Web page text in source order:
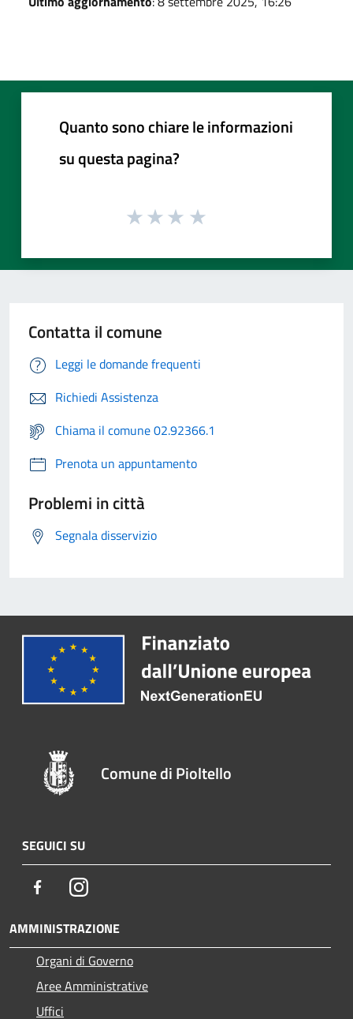
Quanto sono chiare le informazioni
su questa pagina?
Contatta il comune
Leggi le domande frequenti
Richiedi Assistenza
Chiama il comune 02.92366.1
Prenota un appuntamento
Problemi in città
Segnala disservizio
Comune di Pioltello
SEGUICI SU
FacebookInstagram
AMMINISTRAZIONE
Organi di Governo
Aree Amministrative
Uffici